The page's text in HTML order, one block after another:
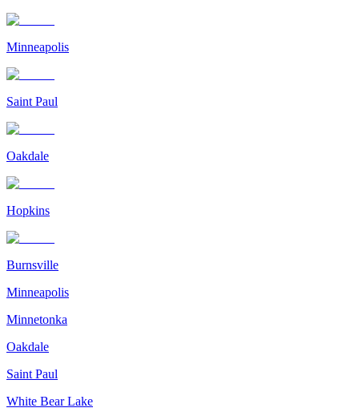
Minneapolis
Saint Paul
Oakdale
Hopkins
Burnsville
Minneapolis
Minnetonka
Oakdale
Saint Paul
White Bear Lake